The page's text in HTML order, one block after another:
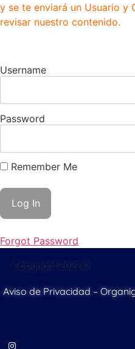
y se te enviará un Usuario y
revisar nuestro contenido.
Username
Password
Remember Me
Forgot Password
Copyright 2021 ©
Aviso de Privacidad –